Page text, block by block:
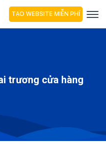
TẠO WEBSITE MIỄN PHÍ
trương cửa hàng